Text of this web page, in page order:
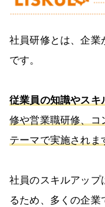
社員研修とは、企業
です。
従業員の知識やスキ
修や営業職研修、コ
テーマで実施されま
社員のスキルアップ
るため、多くの企業